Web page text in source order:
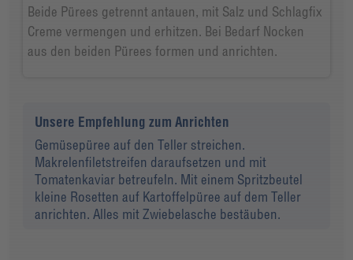
Beide Pürees getrennt antauen, mit Salz und Schlagfix
Creme vermengen und erhitzen. Bei Bedarf Nocken
aus den beiden Pürees formen und anrichten.
Unsere Empfehlung zum Anrichten
Gemüsepüree auf den Teller streichen.
Makrelenfiletstreifen daraufsetzen und mit
Tomatenkaviar betreufeln. Mit einem Spritzbeutel
kleine Rosetten auf Kartoffelpüree auf dem Teller
anrichten. Alles mit Zwiebelasche bestäuben.